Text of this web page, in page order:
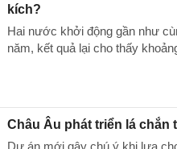
kích?
Hai nước khởi động gần như
năm, kết quả lại cho thấy
Châu Âu phát triển lá chắn